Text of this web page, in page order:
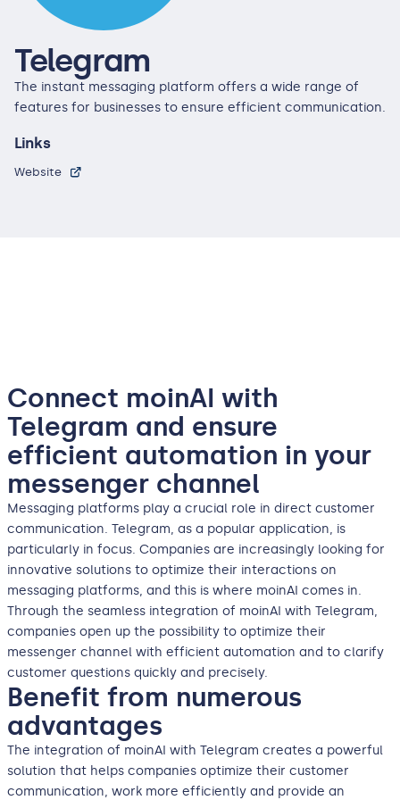
Telegram
The instant messaging platform offers a wide range of
features for businesses to ensure efficient communication.
Links
Website
Connect moinAI with
Telegram and ensure
efficient automation in your
messenger channel
Messaging platforms play a crucial role in direct customer
communication. Telegram, as a popular application, is
particularly in focus. Companies are increasingly looking for
innovative solutions to optimize their interactions on
messaging platforms, and this is where moinAI comes in.
Through the seamless integration of moinAI with Telegram,
companies open up the possibility to optimize their
messenger channel with efficient automation and to clarify
customer questions quickly and precisely.
Benefit from numerous
advantages
The integration of moinAI with Telegram creates a powerful
solution that helps companies optimize their customer
communication, work more efficiently and provide an